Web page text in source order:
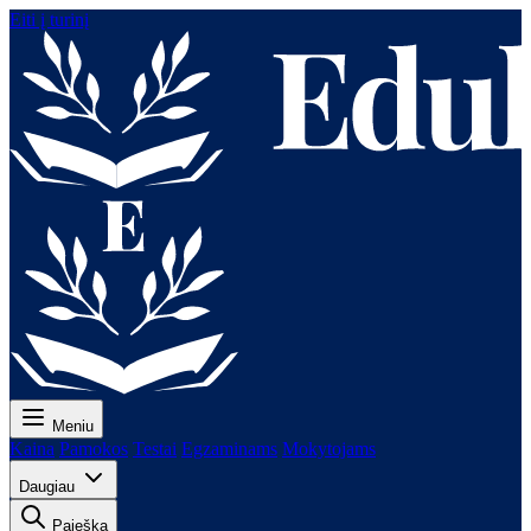
Eiti į turinį
Meniu
Kaina Pamokos Testai Egzaminams Mokytojams
Daugiau
Paieška